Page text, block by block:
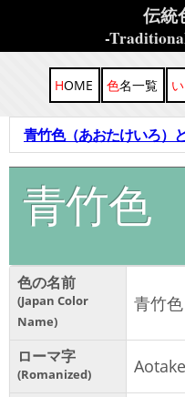
伝統
-
HOME 色名一覧
青竹色（あおたけいろ）
青竹色
色の名前
Japan Color
Name
青竹
ローマ字
Romanized